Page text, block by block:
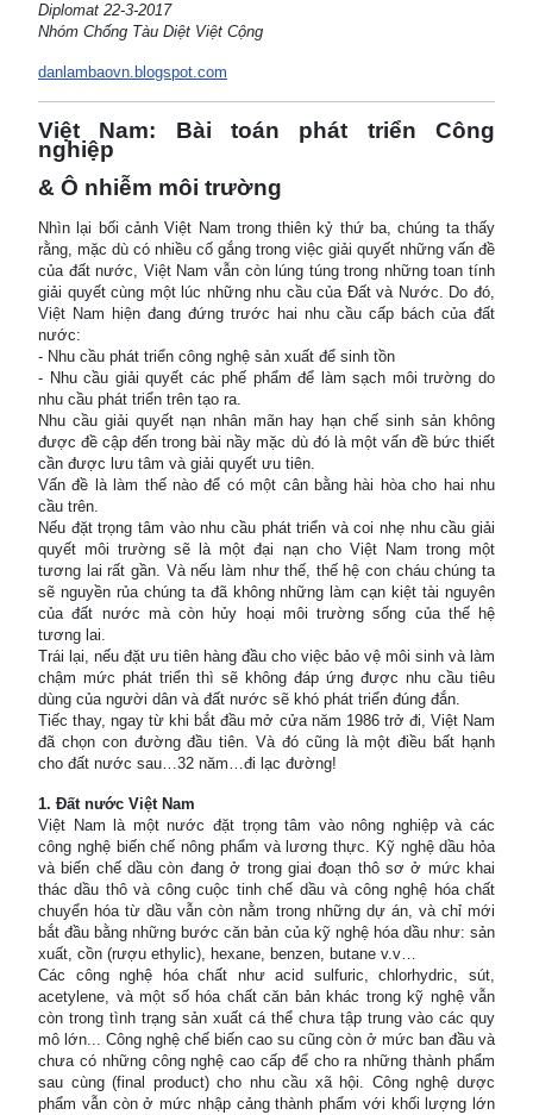
Diplomat 22-3-2017
Nhóm Chống Tàu Diệt Việt Cộng
danlambaovn.blogspot.com
Việt Nam: Bài toán phát triển Công
nghiệp
& Ô nhiễm môi trường
Nhìn lại bối cảnh Việt Nam trong thiên kỷ thứ ba, chúng ta thấy
rằng, mặc dù có nhiều cố gắng trong việc giải quyết những vấn đề
của đất nước, Việt Nam vẫn còn lúng túng trong những toan tính
giải quyết cùng một lúc những nhu cầu của Đất và Nước. Do đó,
Việt Nam hiện đang đứng trước hai nhu cầu cấp bách của đất
nước:
- Nhu cầu phát triển công nghệ sản xuất để sinh tồn
- Nhu cầu giải quyết các phế phẩm để làm sạch môi trường do
nhu cầu phát triển trên tạo ra.
Nhu cầu giải quyết nạn nhân mãn hay hạn chế sinh sản không
được đề cập đến trong bài nầy mặc dù đó là một vấn đề bức thiết
cần được lưu tâm và giải quyết ưu tiên.
Vấn đề là làm thế nào để có một cân bằng hài hòa cho hai nhu
cầu trên.
Nếu đặt trọng tâm vào nhu cầu phát triển và coi nhẹ nhu cầu giải
quyết môi trường sẽ là một đại nạn cho Việt Nam trong một
tương lai rất gần. Và nếu làm như thế, thế hệ con cháu chúng ta
sẽ nguyền rủa chúng ta đã không những làm cạn kiệt tài nguyên
của đất nước mà còn hủy hoại môi trường sống của thế hệ
tương lai.
Trái lại, nếu đặt ưu tiên hàng đầu cho việc bảo vệ môi sinh và làm
chậm mức phát triển thì sẽ không đáp ứng được nhu cầu tiêu
dùng của người dân và đất nước sẽ khó phát triển đúng đắn.
Tiếc thay, ngay từ khi bắt đầu mở cửa năm 1986 trở đi, Việt Nam
đã chọn con đường đầu tiên. Và đó cũng là một điều bất hạnh
cho đất nước sau…32 năm…đi lạc đường!
1. Đất nước Việt Nam
Việt Nam là một nước đặt trọng tâm vào nông nghiệp và các
công nghệ biến chế nông phẩm và lương thực. Kỹ nghệ dầu hỏa
và biến chế dầu còn đang ở trong giai đoạn thô sơ ở mức khai
thác dầu thô và công cuộc tinh chế dầu và công nghệ hóa chất
chuyển hóa từ dầu vẫn còn nằm trong những dự án, và chỉ mới
bắt đầu bằng những bước căn bản của kỹ nghệ hóa dầu như: sản
xuất, cồn (rượu ethylic), hexane, benzen, butane v.v…
Các công nghệ hóa chất như acid sulfuric, chlorhydric, sút,
acetylene, và một số hóa chất căn bản khác trong kỹ nghệ vẫn
còn trong tình trạng sản xuất cá thể chưa tập trung vào các quy
mô lớn... Công nghệ chế biến cao su cũng còn ở mức ban đầu và
chưa có những công nghệ cao cấp để cho ra những thành phẩm
sau cùng (final product) cho nhu cầu xã hội. Công nghệ dược
phẩm vẫn còn ở mức nhập cảng thành phẩm với khối lượng lớn